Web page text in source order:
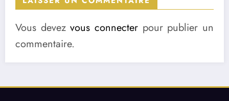
Vous devezvous connecter pour publier un
commentaire.